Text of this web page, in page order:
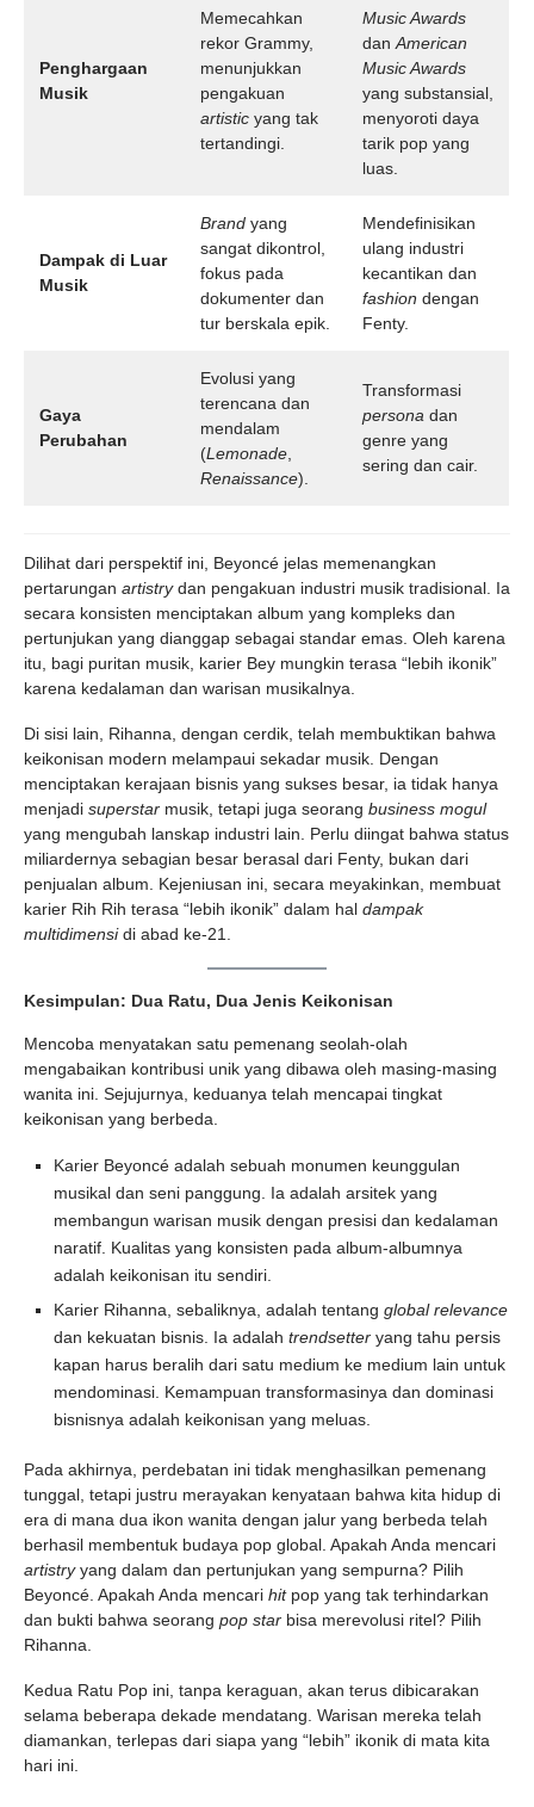
Penghargaan
Musik
Memecahkan
rekor Grammy,
menunjukkan
pengakuan
artistic yang tak
tertandingi.
Music Awards
dan American
Music Awards
yang substansial,
menyoroti daya
tarik pop yang
luas.
Dampak di Luar
Musik
Brand yang
sangat dikontrol,
fokus pada
dokumenter dan
tur berskala epik.
Mendefinisikan
ulang industri
kecantikan dan
fashion dengan
Fenty.
Gaya
Perubahan
Evolusi yang
terencana dan
mendalam
(Lemonade
Renaissance).
Transformasi
persona dan
genre yang
sering dan cair.
Dilihat dari perspektif ini, Beyoncé jelas memenangkan
pertarungan artistrydan pengakuan industri musik tradisional. Ia
secara konsisten menciptakan album yang kompleks dan
pertunjukan yang dianggap sebagai standar emas. Oleh karena
itu, bagi puritan musik, karier Bey mungkin terasa “lebih ikonik”
karena kedalaman dan warisan musikalnya.
Di sisi lain, Rihanna, dengan cerdik, telah membuktikan bahwa
keikonisan modern melampaui sekadar musik. Dengan
menciptakan kerajaan bisnis yang sukses besar, ia tidak hanya
menjadi superstar musik, tetapi juga seorang business mogul
yang mengubah lanskap industri lain. Perlu diingat bahwa status
miliardernya sebagian besar berasal dari Fenty, bukan dari
penjualan album. Kejeniusan ini, secara meyakinkan, membuat
karier Rih Rih terasa “lebih ikonik” dalam hal dampak
multidimensidi abad ke-21.
Kesimpulan: Dua Ratu, Dua Jenis Keikonisan
Mencoba menyatakan satu pemenang seolah-olah
mengabaikan kontribusi unik yang dibawa oleh masing-masing
wanita ini. Sejujurnya, keduanya telah mencapai tingkat
keikonisan yang berbeda.
Karier Beyoncé adalah sebuah monumen keunggulan
musikal dan seni panggung. Ia adalah arsitek yang
membangun warisan musik dengan presisi dan kedalaman
naratif. Kualitas yang konsisten pada album-albumnya
adalah keikonisan itu sendiri.
Karier Rihanna, sebaliknya, adalah tentang global relevance
dan kekuatan bisnis. Ia adalah trendsetter yang tahu persis
kapan harus beralih dari satu medium ke medium lain untuk
mendominasi. Kemampuan transformasinya dan dominasi
bisnisnya adalah keikonisan yang meluas.
Pada akhirnya, perdebatan ini tidak menghasilkan pemenang
tunggal, tetapi justru merayakan kenyataan bahwa kita hidup di
era di mana dua ikon wanita dengan jalur yang berbeda telah
berhasil membentuk budaya pop global. Apakah Anda mencari
artistryyang dalam dan pertunjukan yang sempurna? Pilih
Beyoncé. Apakah Anda mencari hitpop yang tak terhindarkan
dan bukti bahwa seorang pop star bisa merevolusi ritel? Pilih
Rihanna.
Kedua Ratu Pop ini, tanpa keraguan, akan terus dibicarakan
selama beberapa dekade mendatang. Warisan mereka telah
diamankan, terlepas dari siapa yang “lebih” ikonik di mata kita
hari ini.